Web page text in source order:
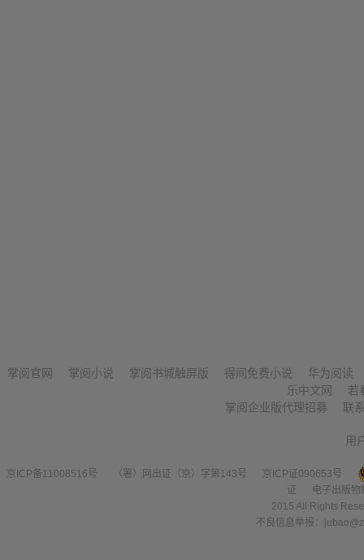
掌阅官网 掌阅小说 掌阅书城触屏版 得间免费小说
华为阅读
乐中文网
若
掌阅企业版代理招募
联
用
京ICP备11008516号 （署）网出证（京）字第143号
京ICP证090653号
证
电子出版
2015 All Rights
不良信息举报：